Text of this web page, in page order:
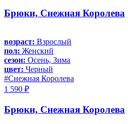
Брюки, Снежная Королева
возраст: Взрослый
пол: Женский
сезон: Осень, Зима
цвет: Черный
#Снежная Королева
1 590 ₽
Брюки, Снежная Королева